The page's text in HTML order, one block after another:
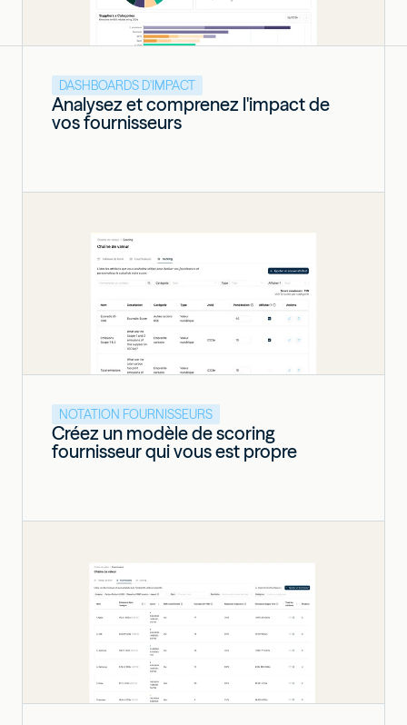
DASHBOARDS D'IMPACT
Analysez et comprenez l'impact de
vos fournisseurs
NOTATION FOURNISSEURS
Créez un modèle de scoring
fournisseur qui vous est propre